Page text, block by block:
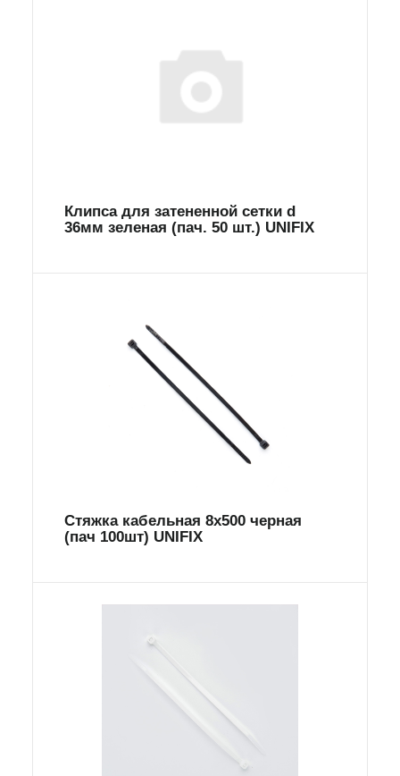
Клипса для затененной сетки d
36мм зеленая (пач. 50 шт.) UNIFIX
Стяжка кабельная 8х500 черная
(пач 100шт) UNIFIX